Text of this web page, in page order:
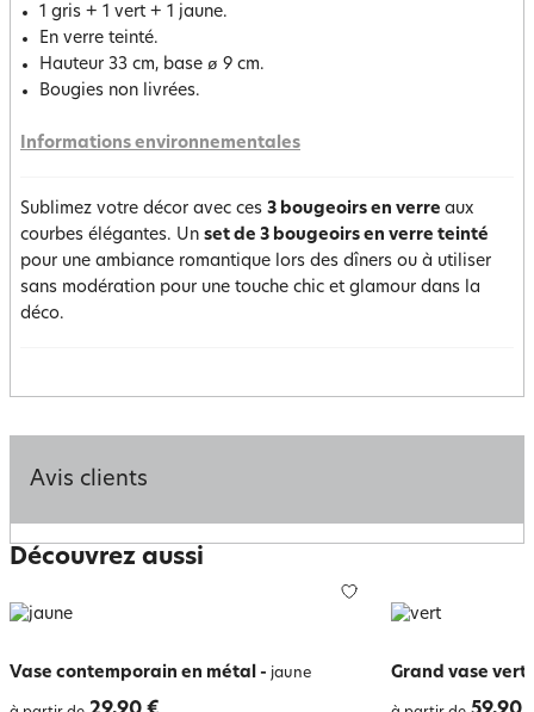
1 gris + 1 vert + 1 jaune.
En verre teinté.
Hauteur 33 cm, base ø 9 cm.
Bougies non livrées.
Informations environnementales
Sublimez votre décor avec ces 3 bougeoirs en verre aux
courbes élégantes. Un set de 3 bougeoirs en verre teinté
pour une ambiance romantique lors des dîners ou à utiliser
sans modération pour une touche chic et glamour dans la
déco.
Avis clients
Découvrez aussi
Vase contemporain en métal - jaune Grand vase vert